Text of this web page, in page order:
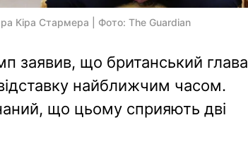
Кіра Стармера | Фото: The Guardian
заявив, що британський глава
найближчим часом.
що цьому сприяють дві